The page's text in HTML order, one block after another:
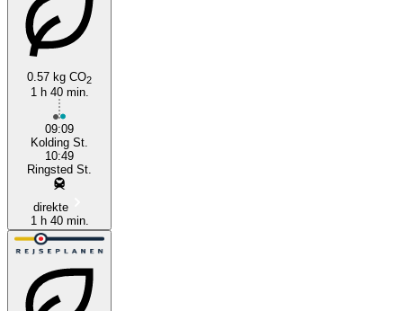
Kolding
0.57 kg CO2
1 h 40 min.
09:09
Kolding St.
10:49
Ringsted St.
direkte
1 h 40 min.